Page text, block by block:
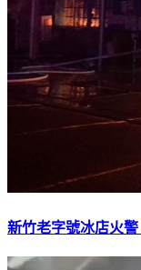
新竹老字號冰店火